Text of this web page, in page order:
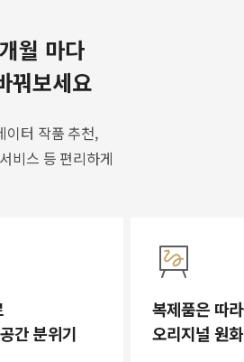
월 마다
꿔보세요
이터 작품 추천,
비스 등 편리하게
간 분위기
복제품은 따
오리지널 원